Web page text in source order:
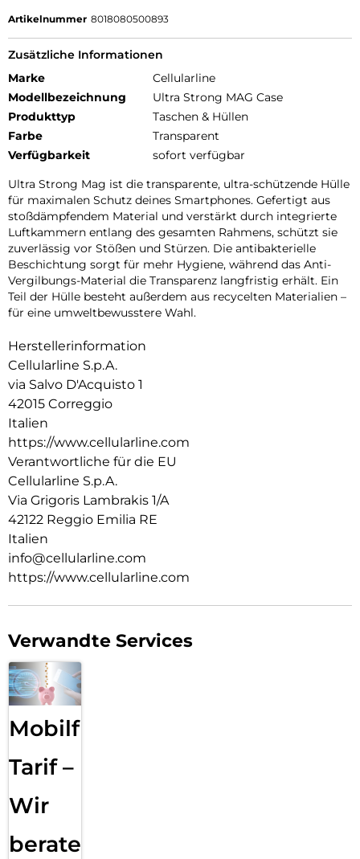
Artikelnummer 8018080500893
Zusätzliche Informationen
Marke
Cellularline
Modellbezeichnung
Ultra Strong MAG Case
Produkttyp
Taschen & Hüllen
Farbe
Transparent
Verfügbarkeit
sofort verfügbar
Ultra Strong Mag ist die transparente, ultra-schützende Hülle
für maximalen Schutz deines Smartphones. Gefertigt aus
stoßdämpfendem Material und verstärkt durch integrierte
Luftkammern entlang des gesamten Rahmens, schützt sie
zuverlässig vor Stößen und Stürzen. Die antibakterielle
Beschichtung sorgt für mehr Hygiene, während das Anti-
Vergilbungs-Material die Transparenz langfristig erhält. Ein
Teil der Hülle besteht außerdem aus recycelten Materialien –
für eine umweltbewusstere Wahl.
Herstellerinformation
Cellularline S.p.A.
via Salvo D'Acquisto 1
42015 Correggio
Italien
https://www.cellularline.com
Verantwortliche für die EU
Cellularline S.p.A.
Via Grigoris Lambrakis 1/A
42122 Reggio Emilia RE
Italien
info@cellularline.com
https://www.cellularline.com
Verwandte Services
Mobilfunk
Tarif –
Wir
beraten